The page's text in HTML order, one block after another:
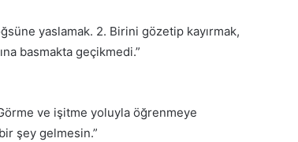
yaslamak. 2. Birini gözetip kayırmak,
basmakta geçikmedi.”
ve işitme yoluyla öğrenmeye
şey gelmesin.”